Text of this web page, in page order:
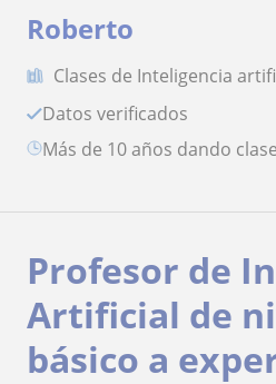
Roberto
Clases de Inteligencia
Datos verificados
más de 10 años dando clase
Profesor de
Artificial de
básico a